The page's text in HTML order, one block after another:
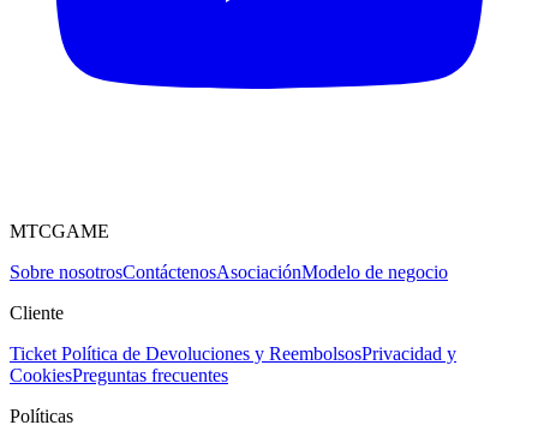
MTCGAME
Sobre nosotrosContáctenosAsociaciónModelo de negocio
Cliente
Ticket Política de Devoluciones y ReembolsosPrivacidad y
CookiesPreguntas frecuentes
Políticas